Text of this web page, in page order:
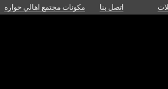
اتصل بنا مكونات مجتمع اهالي حواره